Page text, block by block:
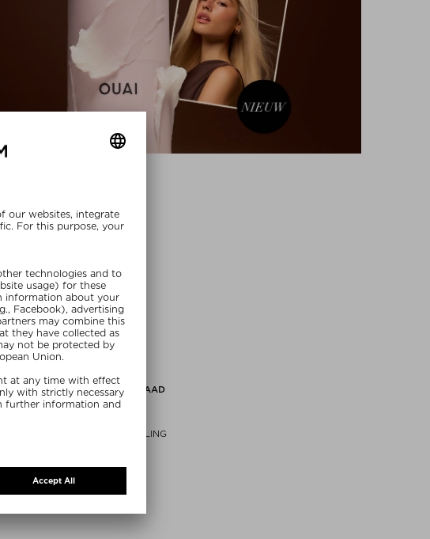
MOMENTEEL NIET OP VOORRAAD
T3
PROFESSIONAL CERAMIC CURLING
$‌234.00 / 1 stuk